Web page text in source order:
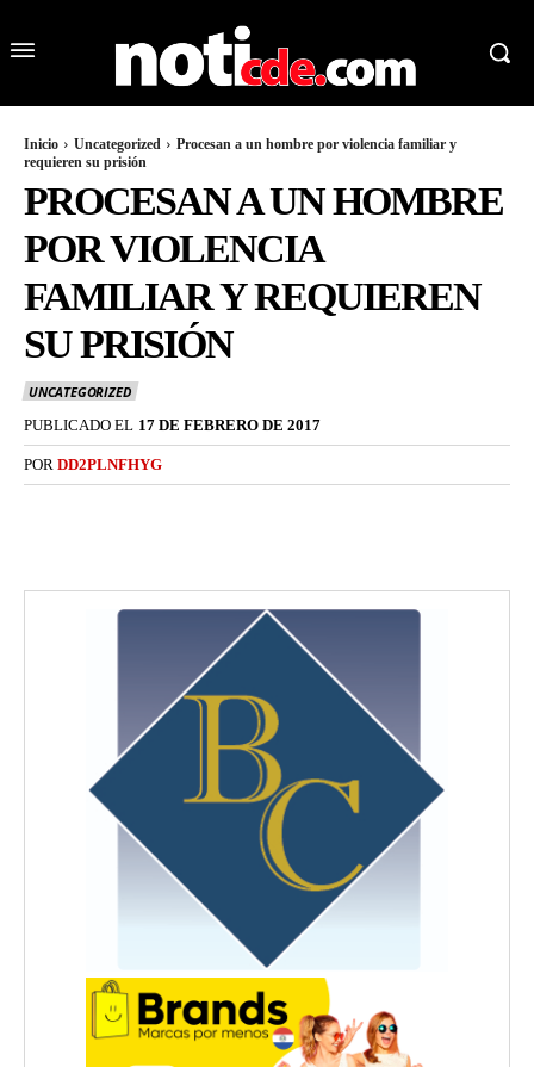
Inicio Uncategorized
Procesan a un hombre por violencia familiar y
requieren su prisión
PROCESAN A UN HOMBRE
POR VIOLENCIA
FAMILIAR Y REQUIEREN
SU PRISIÓN
UNCATEGORIZED
PUBLICADO EL 17 DE FEBRERO DE 2017
POR DD2PLNFHYG